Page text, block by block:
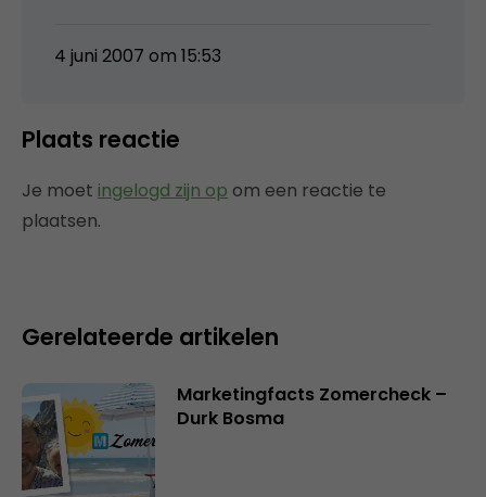
4 juni 2007 om 15:53
Plaats reactie
Je moet ingelogd zijn op om een reactie te
plaatsen.
Gerelateerde artikelen
Marketingfacts Zomercheck –
Durk Bosma